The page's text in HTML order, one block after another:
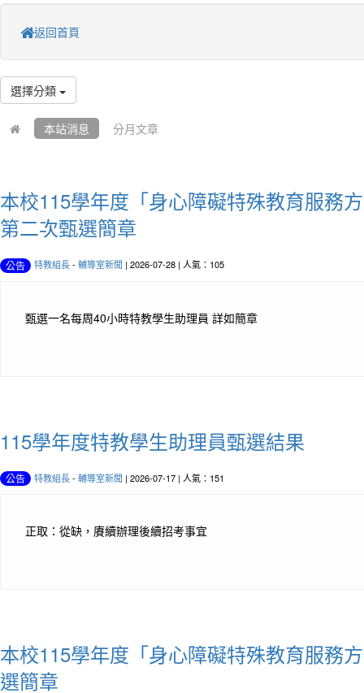
返回首頁
選擇分類
本站消息 分月文章
本校115學年度「身心障礙特殊教育服務
第二次甄選簡章
公告 特教組長- 輔導室新聞 | 2026-07-28 | 人氣：105
甄選一名每周40小時特教學生助理員 詳如簡章
115學年度特教學生助理員甄選結果
公告 特教組長- 輔導室新聞 | 2026-07-17 | 人氣：151
正取：從缺，賡續辦理後續招考事宜
本校115學年度「身心障礙特殊教育服務
選簡章